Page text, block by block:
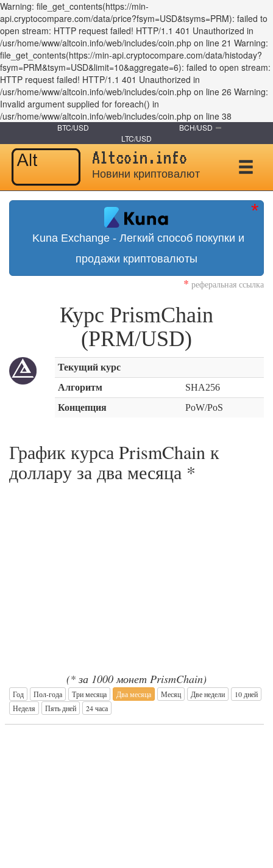
Warning: file_get_contents(https://min-
api.cryptocompare.com/data/price?fsym=USD&tsyms=PRM): failed to
open stream: HTTP request failed! HTTP/1.1 401 Unauthorized in
/usr/home/www/altcoin.info/web/includes/coin.php on line 21 Warning:
file_get_contents(https://min-api.cryptocompare.com/data/histoday?
fsym=PRM&tsym=USD&limit=10&aggregate=6): failed to open stream:
HTTP request failed! HTTP/1.1 401 Unauthorized in
/usr/home/www/altcoin.info/web/includes/coin.php on line 26 Warning:
Invalid argument supplied for foreach() in
/usr/home/www/altcoin.info/web/includes/coin.php on line 38
BTC/USD
BCH/USD
LTC/USD
Altcoin.info
Новини криптовалют
Kuna Exchange - Легкий способ покупки и
продажи криптовалюты
* реферальная ссылка
Курс PrismChain
(PRM/USD)
Текущий курс
Алгоритм
SHA256
Концепция
PoW/PoS
График курса PrismChain к
доллару за два месяца *
(* за 1000 монет PrismChain)
Год Пол-года Три месяца Два месяца Месяц Две недели
10 дней
Неделя
Пять дней 24 часа